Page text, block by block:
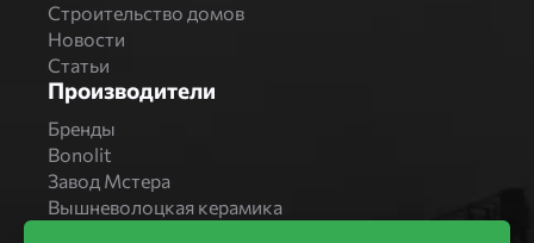
Строительство домов
Новости
Статьи
Производители
Бренды
Bonolit
Завод Мстера
Вышневолоцкая керамика